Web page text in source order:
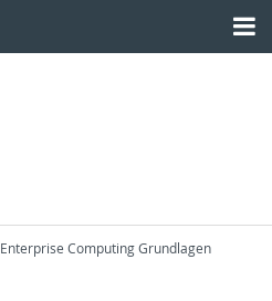
Enterprise Computing Grundlagen